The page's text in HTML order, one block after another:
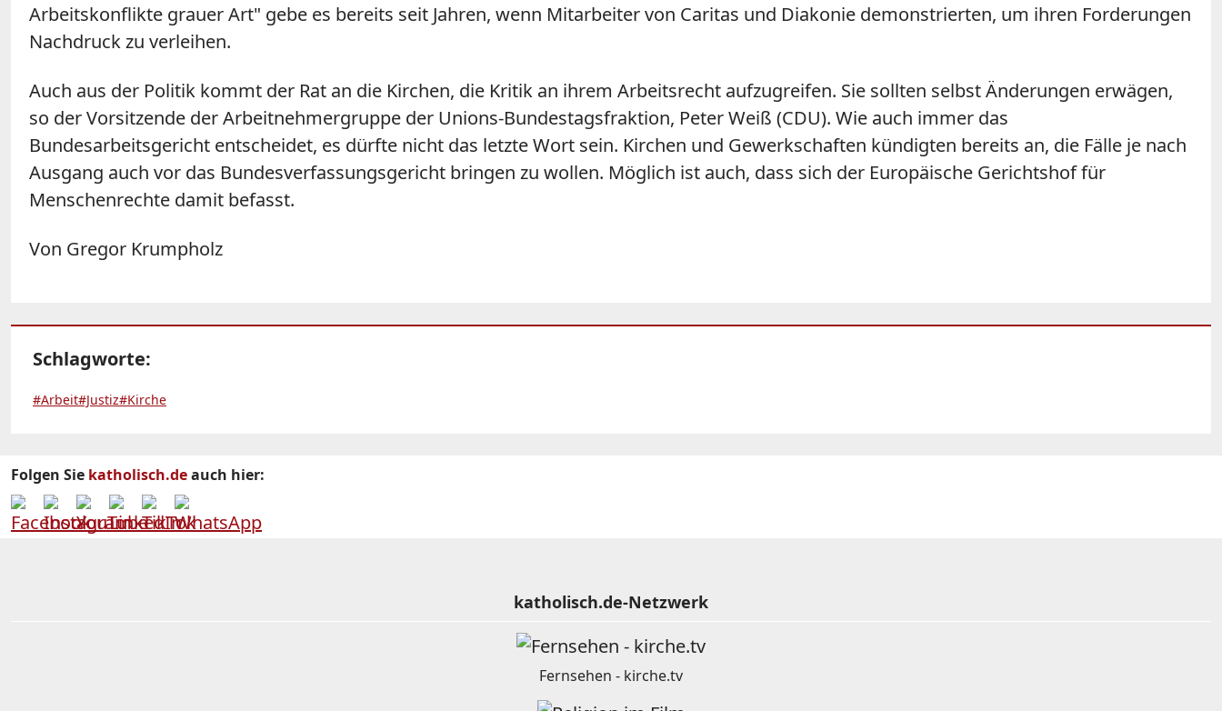
Arbeitskonflikte grauer Art" gebe es bereits seit Jahren, wenn Mitarbeiter von Caritas und Diakonie demonstrierten, um ihren Forderungen
Nachdruck zu verleihen.
Auch aus der Politik kommt der Rat an die Kirchen, die Kritik an ihrem Arbeitsrecht aufzugreifen. Sie sollten selbst Änderungen erwägen,
so der Vorsitzende der Arbeitnehmergruppe der Unions-Bundestagsfraktion, Peter Weiß (CDU). Wie auch immer das
Bundesarbeitsgericht entscheidet, es dürfte nicht das letzte Wort sein. Kirchen und Gewerkschaften kündigten bereits an, die Fälle je nach
Ausgang auch vor das Bundesverfassungsgericht bringen zu wollen. Möglich ist auch, dass sich der Europäische Gerichtshof für
Menschenrechte damit befasst.
Von Gregor Krumpholz
Schlagworte:
#Arbeit#Justiz#Kirche
Folgen Sie katholisch.deauch hier:
katholisch.de-Netzwerk
Fernsehen - kirche.tv